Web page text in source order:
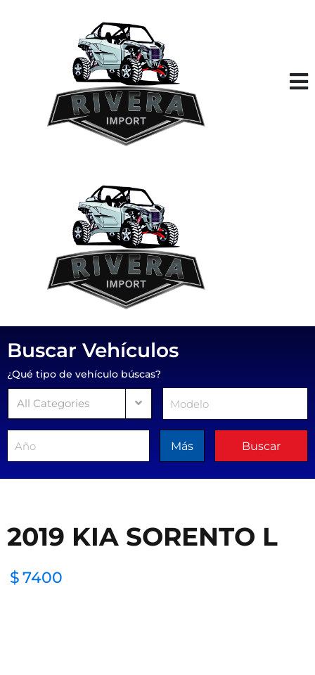
Buscar Vehículos
¿Qué tipo de vehículo búscas?
All Categories
Más Buscar
2019 KIA SORENTO L
$7400